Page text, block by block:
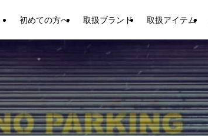
初めての方へ 取扱ブランド 取扱アイテム